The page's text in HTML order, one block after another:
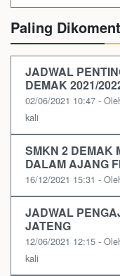
Paling
JADWAL
DEMAK 2021/
02/06/2021 10:47 -
kali
SMKN 2 DEMAK
DALAM AJANG
16/12/2021 15:31 -
JADWAL
JATENG
12/06/2021 12:15 -
kali